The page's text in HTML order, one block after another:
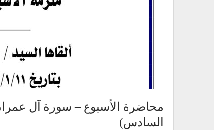
محاضرة الأسبوع – سورة آل
السادس)